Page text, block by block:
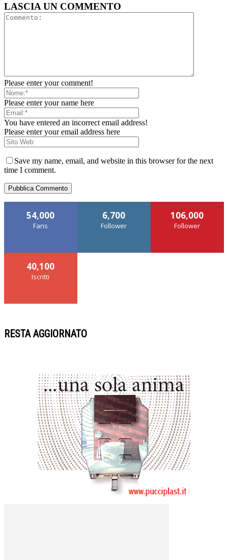
LASCIA UN COMMENTO
Please enter your comment!
Please enter your name here
You have entered an incorrect email address!
Please enter your email address here
Save my name, email, and website in this browser for the next
time I comment.
54,000
Fans
6,700
Follower
106,000
Follower
40,100
Iscritti
RESTA AGGIORNATO